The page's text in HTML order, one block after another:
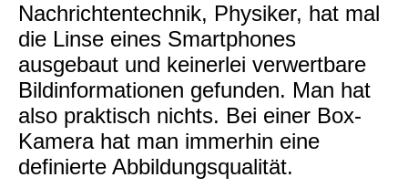
Nachrichtentechnik, Physiker, hat mal
die Linse eines Smartphones
ausgebaut und keinerlei verwertbare
Bildinformationen gefunden. Man hat
also praktisch nichts. Bei einer Box-
Kamera hat man immerhin eine
definierte Abbildungsqualität.